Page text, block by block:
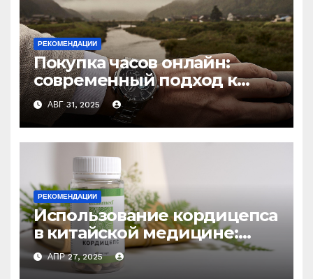
РЕКОМЕНДАЦИИ
Покупка часов онлайн:
современный подход к
выбору аксессуаров
АВГ 31, 2025
РЕКОМЕНДАЦИИ
Использование кордицепса
в китайской медицине:
природное средство
против усталости и
АПР 27, 2025